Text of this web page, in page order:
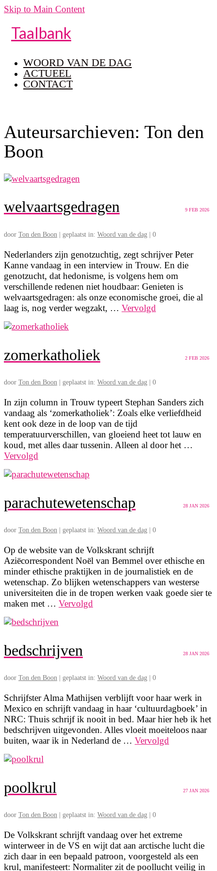
Skip to Main Content
Taalbank
WOORD VAN DE DAG
ACTUEEL
CONTACT
Auteursarchieven: Ton den
Boon
9 FEB 2026
welvaartsgedragen
door Ton den Boon geplaatst in: Woord van de dag 0
Nederlanders zijn genotzuchtig, zegt schrijver Peter
Kanne vandaag in een interview in Trouw. En die
genotzucht, dat hedonisme, is volgens hem om
verschillende redenen niet houdbaar: Genieten is
welvaartsgedragen: als onze economische groei, die al
laag is, nog verder wegzakt, … Vervolgd
2 FEB 2026
zomerkatholiek
door Ton den Boon geplaatst in: Woord van de dag 0
In zijn column in Trouw typeert Stephan Sanders zich
vandaag als ‘zomerkatholiek’: Zoals elke verliefdheid
kent ook deze in de loop van de tijd
temperatuurverschillen, van gloeiend heet tot lauw en
koud, met alles daar tussenin. Alleen al door het …
Vervolgd
28 JAN 2026
parachutewetenschap
door Ton den Boon geplaatst in: Woord van de dag 0
Op de website van de Volkskrant schrijft
Aziëcorrespondent Noël van Bemmel over ethische en
minder ethische praktijken in de journalistiek en de
wetenschap. Zo blijken wetenschappers van westerse
universiteiten die in de tropen werken vaak goede sier te
maken met … Vervolgd
28 JAN 2026
bedschrijven
door Ton den Boon geplaatst in: Woord van de dag 0
Schrijfster Alma Mathijsen verblijft voor haar werk in
Mexico en schrijft vandaag in haar ‘cultuurdagboek’ in
NRC: Thuis schrijf ik nooit in bed. Maar hier heb ik het
bedschrijven uitgevonden. Alles vloeit moeiteloos naar
buiten, waar ik in Nederland de … Vervolgd
27 JAN 2026
poolkrul
door Ton den Boon geplaatst in: Woord van de dag 0
De Volkskrant schrijft vandaag over het extreme
winterweer in de VS en wijt dat aan arctische lucht die
zich daar in een bepaald patroon, voorgesteld als een
krul, manifesteert: Normaliter zit de poollucht veilig in